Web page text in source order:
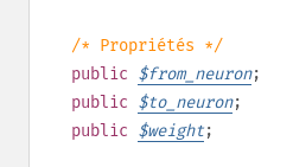
/* Propriétés */
public $from_neuron;
public $to_neuron;
public $weight;